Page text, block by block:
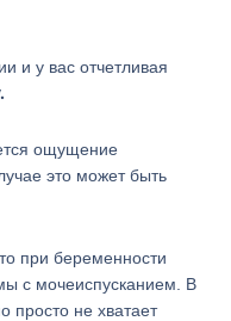
и у вас отчетливая
ощущение
это может быть
при беременности
с мочеиспусканием. В
просто не хватает